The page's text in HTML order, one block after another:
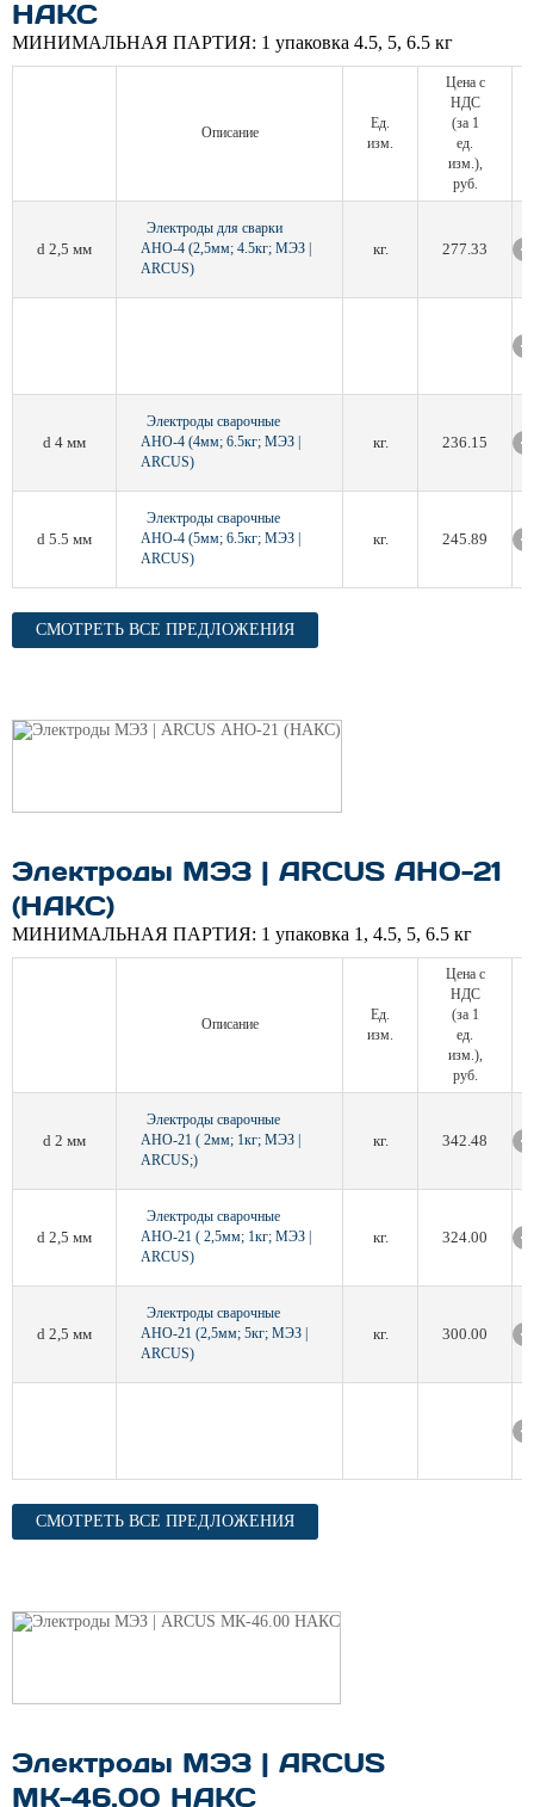
НАКС
МИНИМАЛЬНАЯ ПАРТИЯ: 1 упаковка 4.5, 5, 6.5 кг
Описание
Ед.
изм.
Цена с
НДС
(за 1
ед.
изм.),
руб.
d 2,5 мм
Электроды для сварки
АНО-4 (2,5мм; 4.5кг; МЭЗ |
ARCUS)
кг. 277.33
d 4 мм
Электроды сварочные
АНО-4 (4мм; 6.5кг; МЭЗ |
ARCUS)
кг. 236.15
d 5.5 мм
Электроды сварочные
АНО-4 (5мм; 6.5кг; МЭЗ |
ARCUS)
кг. 245.89
СМОТРЕТЬ ВСЕ ПРЕДЛОЖЕНИЯ
Электроды МЭЗ | ARCUS АНО-21
(НАКС)
МИНИМАЛЬНАЯ ПАРТИЯ: 1 упаковка 1, 4.5, 5, 6.5 кг
Описание
Ед.
изм.
Цена с
НДС
(за 1
ед.
изм.),
руб.
d 2 мм
Электроды сварочные
АНО-21 ( 2мм; 1кг; МЭЗ |
ARCUS;)
кг. 342.48
d 2,5 мм
Электроды сварочные
АНО-21 ( 2,5мм; 1кг; МЭЗ |
ARCUS)
кг. 324.00
d 2,5 мм
Электроды сварочные
АНО-21 (2,5мм; 5кг; МЭЗ |
ARCUS)
кг. 300.00
СМОТРЕТЬ ВСЕ ПРЕДЛОЖЕНИЯ
Электроды МЭЗ | ARCUS
МК-46.00 НАКС